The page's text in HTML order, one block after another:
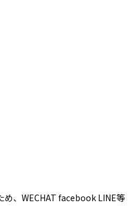
め、WECHAT facebook LINE等